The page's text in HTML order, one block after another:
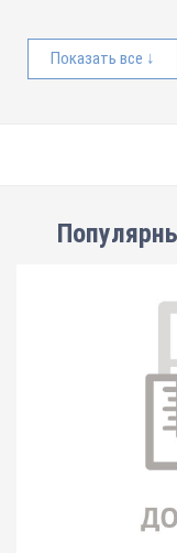
Показать все ↓